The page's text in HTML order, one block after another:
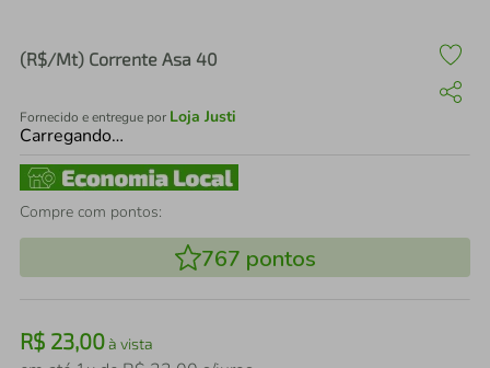
(R$/Mt) Corrente Asa 40
Fornecido e entregue por Loja Justi
Carregando…
Compre com pontos:
767 pontos
R$ 23,00à vista